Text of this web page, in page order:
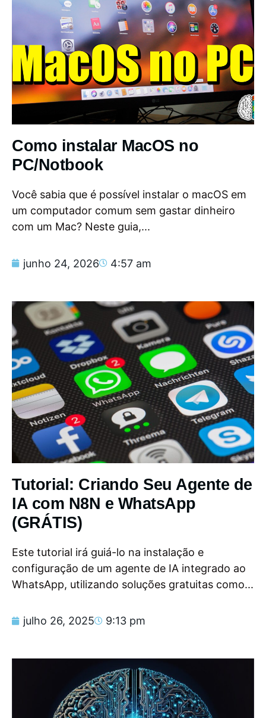
Como instalar MacOS no
PC/Notbook
Você sabia que é possível instalar o macOS em
um computador comum sem gastar dinheiro
com um Mac? Neste guia,...
junho 24, 2026 4:57 am
Tutorial: Criando Seu Agente de
IA com N8N e WhatsApp
(GRÁTIS)
Este tutorial irá guiá-lo na instalação e
configuração de um agente de IA integrado ao
WhatsApp, utilizando soluções gratuitas como...
julho 26, 2025 9:13 pm